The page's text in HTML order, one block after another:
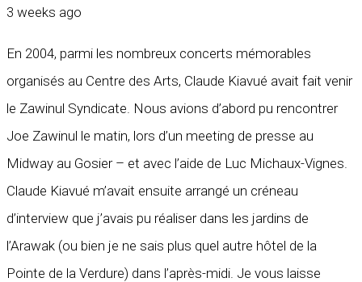
3 weeks ago
En 2004, parmi les nombreux concerts mémorables
organisés au Centre des Arts, Claude Kiavué avait fait venir
le Zawinul Syndicate. Nous avions d’abord pu rencontrer
Joe Zawinul le matin, lors d’un meeting de presse au
Midway au Gosier – et avec l’aide de Luc Michaux-Vignes.
Claude Kiavué m’avait ensuite arrangé un créneau
d’interview que j’avais pu réaliser dans les jardins de
l’Arawak (ou bien je ne sais plus quel autre hôtel de la
Pointe de la Verdure) dans l’après-midi. Je vous laisse